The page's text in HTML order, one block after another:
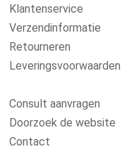
Klantenservice
Verzendinformatie
Retourneren
Leveringsvoorwaarden
Consult aanvragen
Doorzoek de website
Contact